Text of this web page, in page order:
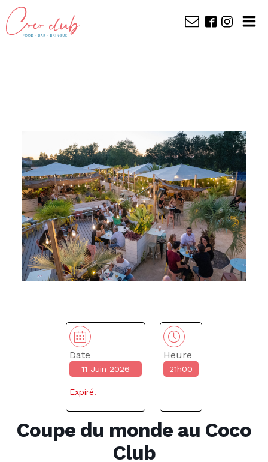
Date
11 Juin 2026
Expiré!
Heure
21h00
Coupe du monde au Coco
Club